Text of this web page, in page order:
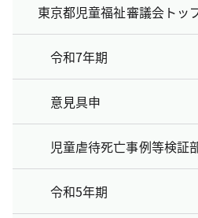
東京都児童福祉審議会トッ
令和7年期
意見具申
児童虐待死亡事例等検証
令和5年期